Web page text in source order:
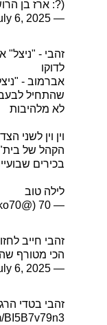
(?: ארז בן
— sport1 (@Sport1_Sport2)
6, 2025
זהבי - "ניצל"
לדוקו
אברמוב -
שהתחיל
לא מלהיבות
וין וין לשני
הקהל של
בכירים
לילה טוב
— 70 (@moshiko70)
זהבי חייב
הכי מטורף
— Yossi Yossef (@yossizoo)
6, 2025
זהבי בטדי
BI5B7v79n3